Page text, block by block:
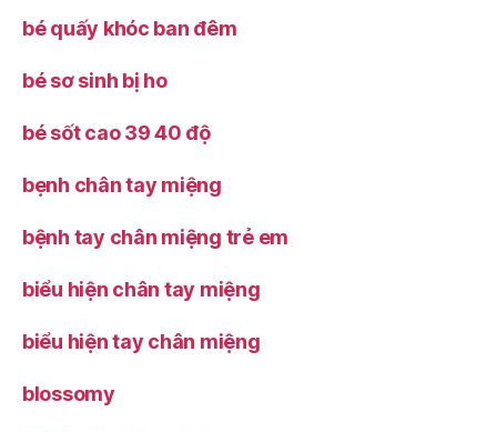
bé quấy khóc ban đêm
bé sơ sinh bị ho
bé sốt cao 39 40 độ
bẹnh chân tay miệng
bệnh tay chân miệng trẻ em
biểu hiện chân tay miệng
biểu hiện tay chân miệng
blossomy